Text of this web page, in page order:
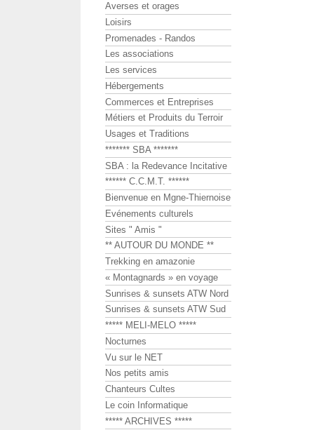
Averses et orages
Loisirs
Promenades - Randos
Les associations
Les services
Hébergements
Commerces et Entreprises
Métiers et Produits du Terroir
Usages et Traditions
******* SBA *******
SBA : la Redevance Incitative
****** C.C.M.T. ******
Bienvenue en Mgne-Thiernoise
Evénements culturels
Sites " Amis "
** AUTOUR DU MONDE **
Trekking en amazonie
« Montagnards » en voyage
Sunrises & sunsets ATW Nord
Sunrises & sunsets ATW Sud
***** MELI-MELO *****
Nocturnes
Vu sur le NET
Nos petits amis
Chanteurs Cultes
Le coin Informatique
***** ARCHIVES *****